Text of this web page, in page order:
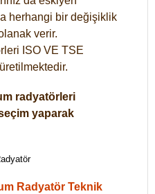
herhangi bir değişiklik
verir.
ISO VE TSE
radyatörleri
yaparak
Radyatör Teknik